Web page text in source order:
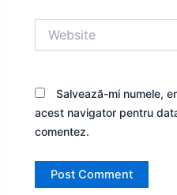
Salvează-mi numele,
acest navigator pentru
comentez.